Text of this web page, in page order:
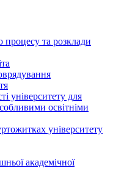
процесу та розклади
університету для
освітніми
університету
академічної